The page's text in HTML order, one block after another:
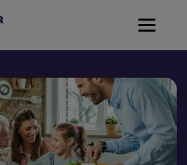
Toggle